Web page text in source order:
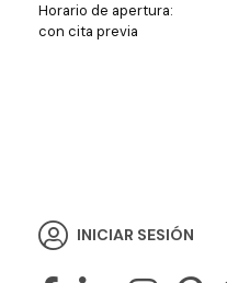
Horario de apertura:
con cita previa
INICIAR SESIÓN